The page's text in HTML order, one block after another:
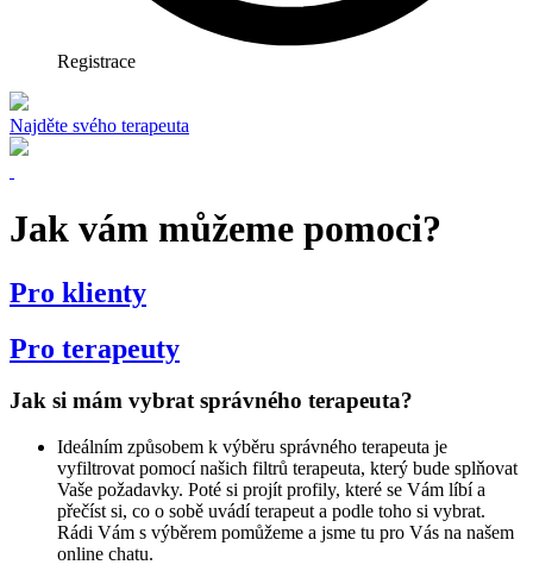
Registrace
Najděte svého terapeuta
Jak vám můžeme pomoci?
Pro klienty
Pro terapeuty
Jak si mám vybrat správného terapeuta?
Ideálním způsobem k výběru správného terapeuta je
vyfiltrovat pomocí našich filtrů terapeuta, který bude splňovat
Vaše požadavky. Poté si projít profily, které se Vám líbí a
přečíst si, co o sobě uvádí terapeut a podle toho si vybrat.
Rádi Vám s výběrem pomůžeme a jsme tu pro Vás na našem
online chatu.